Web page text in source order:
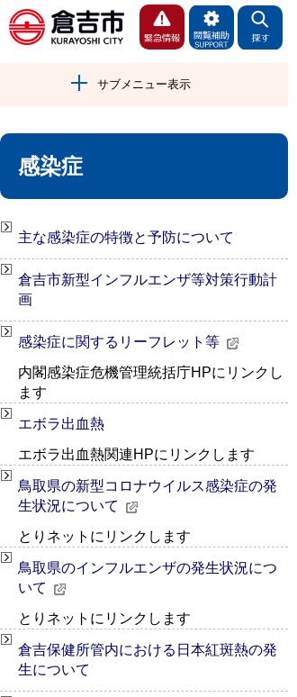
サブメニュー表示
感染症
主な感染症の特徴と予防について
倉吉市新型インフルエンザ等対策行動計
画
感染症に関するリーフレット等
内閣感染症危機管理統括庁HPにリンクし
ます
エボラ出血熱
エボラ出血熱関連HPにリンクします
鳥取県の新型コロナウイルス感染症の発
生状況について
とりネットにリンクします
鳥取県のインフルエンザの発生状況につ
いて
とりネットにリンクします
倉吉保健所管内における日本紅斑熱の発
生について